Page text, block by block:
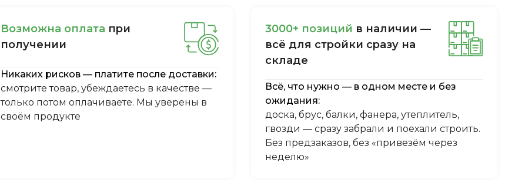
Boзмoжнa oплaтa пpи
пoлучeнии
Никаких рисков — платите после доставки:
смотрите товар, убеждаетесь в качестве —
только потом оплачиваете. Мы уверены в
своём продукте
3000+ пoзиций в нaличии —
вcё для cтpoйки cpaзу нa
cклaдe
Всё, что нужно — в одном месте и без
ожидания:
доска, брус, балки, фанера, утеплитель,
гвозди — сразу забрали и поехали строить.
Без предзаказов, без «привезём через
неделю»